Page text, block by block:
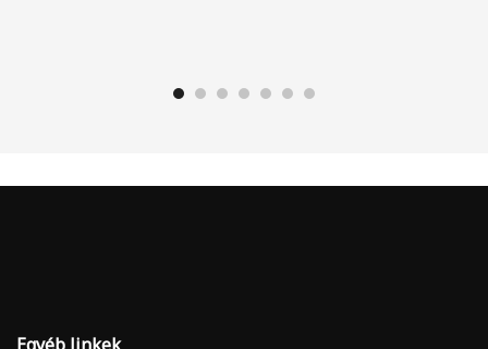
Egyéb linkek